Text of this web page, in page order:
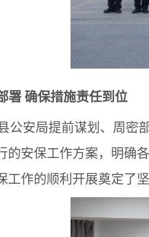
署 确保措施责任到位
公安局提前谋划、周密
的安保工作方案，明确
工作的顺利开展奠定了坚